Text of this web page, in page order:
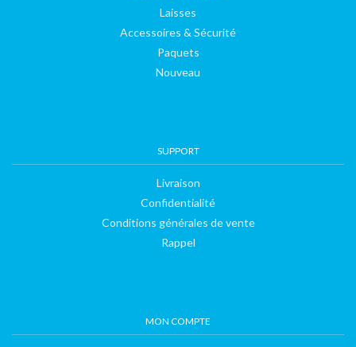
Laisses
Accessoires & Sécurité
Paquets
Nouveau
SUPPORT
Livraison
Confidentialité
Conditions générales de vente
Rappel
MON COMPTE